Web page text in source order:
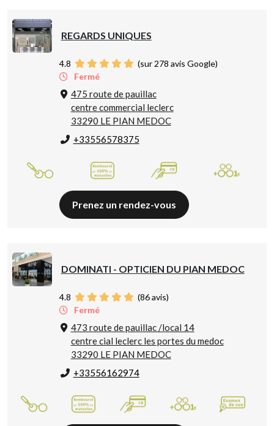
REGARDS UNIQUES
4.8
(sur 278 avis Google)
Fermé
475 route de pauillac
centre commercial leclerc
33290 LE PIAN MEDOC
+33556578375
Prenez un rendez-vous
DOMINATI - OPTICIEN DU PIAN MEDOC
4.8 (86avis)
Fermé
473 route de pauillac /local 14
centre cial leclerc les portes du medoc
33290 LE PIAN MEDOC
+33556162974